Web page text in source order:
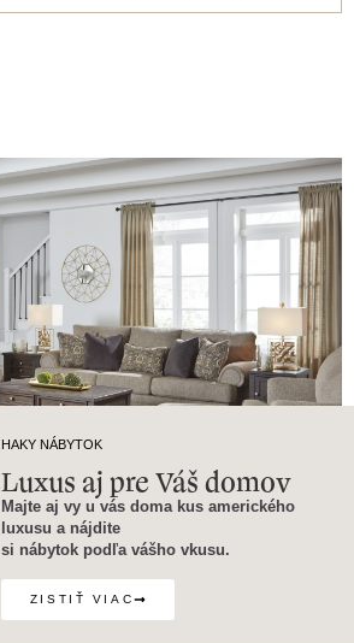
HAKY NÁBYTOK
Luxus aj pre Váš domov
Majte aj vy u vás doma kus amerického
luxusu a nájdite
si nábytok podľa vášho vkusu.
ZISTIŤ VIAC